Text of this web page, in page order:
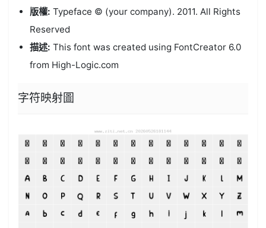
版權: Typeface © (your company). 2011. All Rights
Reserved
描述: This font was created using FontCreator 6.0
from High-Logic.com
字符映射圖